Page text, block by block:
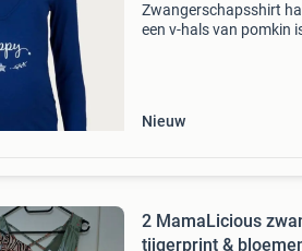
Zwangerschapsshirt
een v-hals van pomkin
Nieuw
2 MamaLicious
tijgerprint &